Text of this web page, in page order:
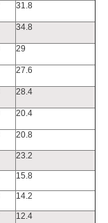
31.8
34.8
29
27.6
28.4
20.4
20.8
23.2
15.8
14.2
12.4